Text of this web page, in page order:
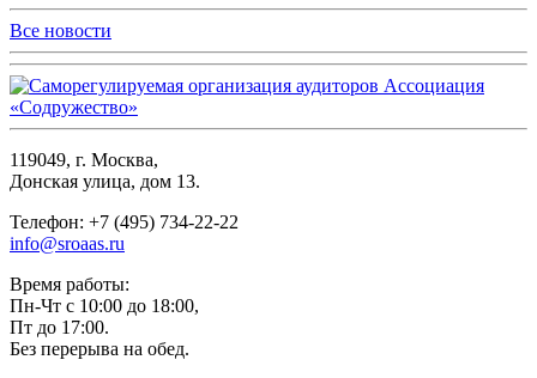
Все новости
119049, г. Москва,
Донская улица, дом 13.
Телефон: +7 (495) 734-22-22
info@sroaas.ru
Время работы:
Пн-Чт с 10:00 до 18:00,
Пт до 17:00.
Без перерыва на обед.